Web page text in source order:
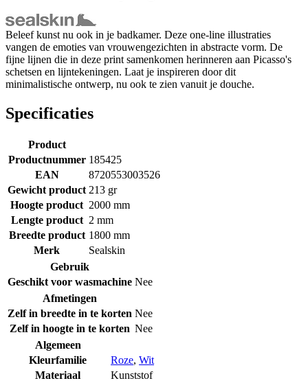
Beleef kunst nu ook in je badkamer. Deze one-line illustraties
vangen de emoties van vrouwengezichten in abstracte vorm. De
fijne lijnen die in deze print samenkomen herinneren aan Picasso's
schetsen en lijntekeningen. Laat je inspireren door dit
minimalistische ontwerp, nu ook te zien vanuit je douche.
Specificaties
Product
Productnummer 185425
EAN
8720553003526
Gewicht product 213 gr
Hoogte product 2000 mm
Lengte product 2 mm
Breedte product 1800 mm
Merk
Sealskin
Gebruik
Geschikt voor wasmachine Nee
Afmetingen
Zelf in breedte in te korten Nee
Zelf in hoogte in te korten Nee
Algemeen
Kleurfamilie
Roze, Wit
Materiaal
Kunststof